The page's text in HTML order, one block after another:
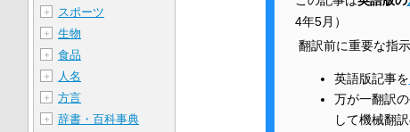
4年5月 ）
翻訳前に重要な指
英語版記事を
万が一翻訳
して機械翻
＋ スポーツ
＋ 生物
＋ 食品
＋ 人名
＋ 方言
＋ 辞書・百科事典